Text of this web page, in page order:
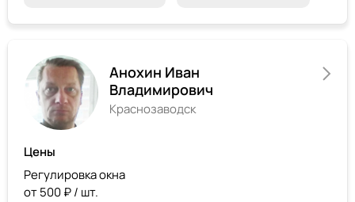
Анохин Иван
Владимирович
Краснозаводск
Цены
Регулировка окна
от 500 ₽ / шт.